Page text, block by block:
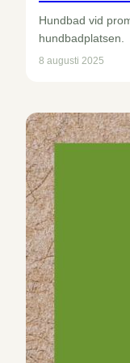
Hundbad vid
hundbadplatsen.
8 augusti 2025